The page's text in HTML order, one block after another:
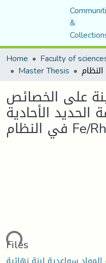
&
Home
Faculty of
Master Thesis
على الخصائص
الأحادية
في النظام Fe/Rh
Files